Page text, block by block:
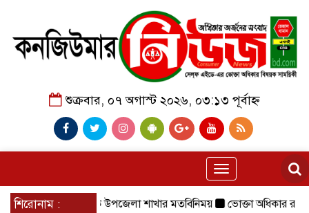
শুক্রবার, ০৭ অগাস্ট ২০২৬, ০৩:১৩ পূর্বাহ্ন
Toggle
navigation
শিরোনাম :
সিআরবি ছাতক উপজেলা শাখার মতবিনিময় ভোক্তা অধিকার রক্ষায়